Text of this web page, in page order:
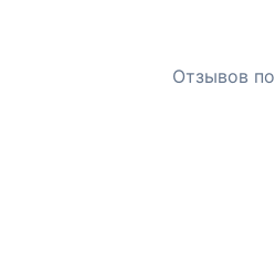
Отзывов